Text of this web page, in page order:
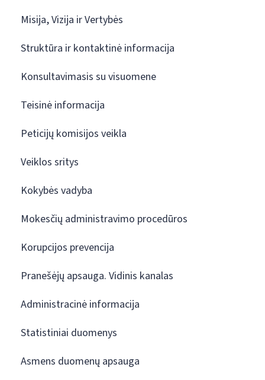
Misija, Vizija ir Vertybės
Struktūra ir kontaktinė informacija
Konsultavimasis su visuomene
Teisinė informacija
Peticijų komisijos veikla
Veiklos sritys
Kokybės vadyba
Mokesčių administravimo procedūros
Korupcijos prevencija
Pranešėjų apsauga. Vidinis kanalas
Administracinė informacija
Statistiniai duomenys
Asmens duomenų apsauga